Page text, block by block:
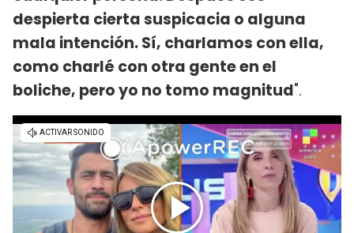
despierta cierta suspicacia o alguna
mala intención. Sí, charlamos con ella,
como charlé con otra gente en el
boliche, pero yo no tomo magnitud".